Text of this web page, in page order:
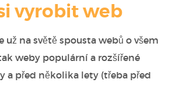
vyrobit web
už na světě spousta webů o všem
weby populární a rozšířené
a před několika lety (třeba před